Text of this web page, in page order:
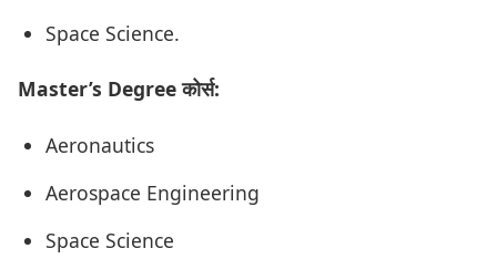
Space Science.
Master’s Degree कोर्स:
Aeronautics
Aerospace Engineering
Space Science